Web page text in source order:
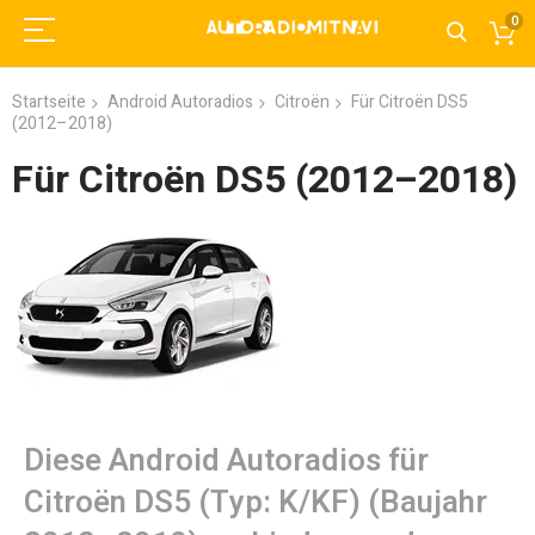
0
Startseite Android Autoradios Citroën
Für Citroën DS5
(2012–2018)
Für Citroën DS5 (2012–2018)
Diese Android Autoradios für
Citroën DS5 (Typ: K/KF) (Baujahr